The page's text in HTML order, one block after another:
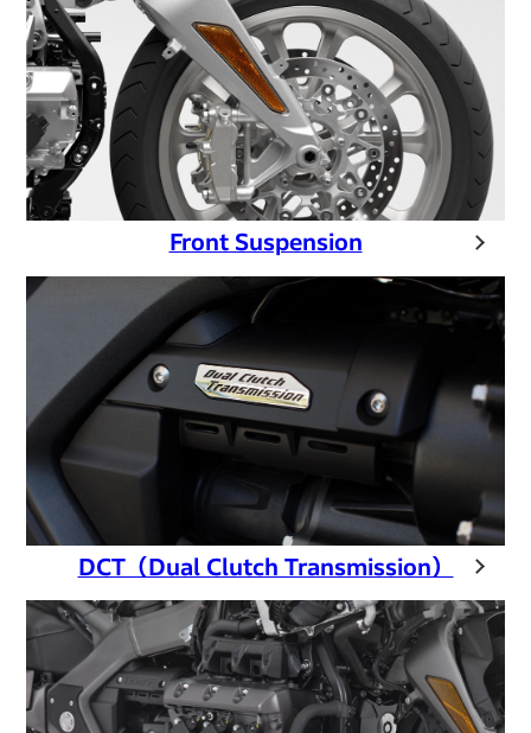
Front Suspension
DCT（Dual Clutch Transmission）